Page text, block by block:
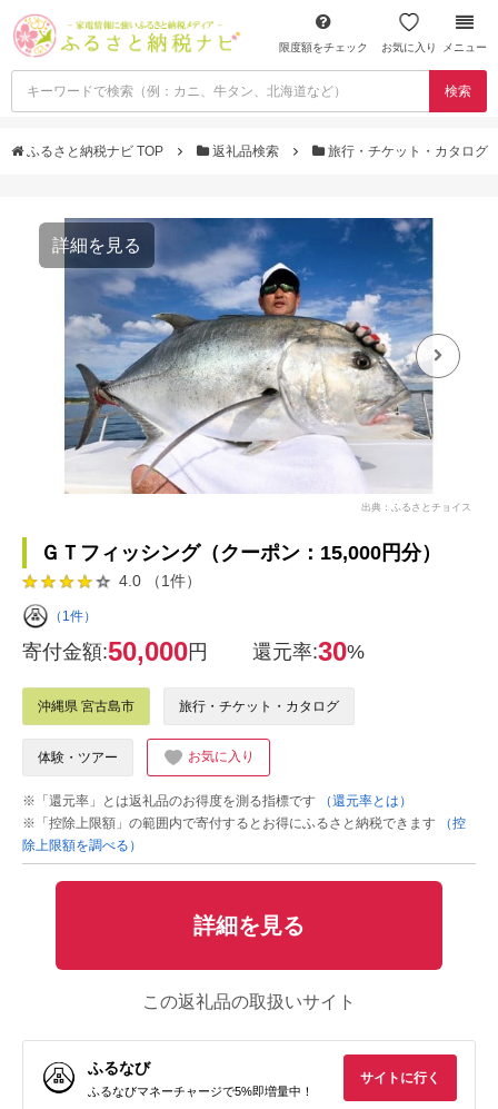
限度額をチェック お気に入り メニュー
検索
ふるさと納税ナビ TOP 返礼品検索 旅行・チケット・カタログ
詳細を見る
出典：ふるさとチョイス
ＧＴフィッシング（クーポン：15,000円分）
4.0 （1件）
（1件）
寄付金額:50,000円 還元率:30%
沖縄県 宮古島市 旅行・チケット・カタログ
体験・ツアー お気に入り
※「還元率」とは返礼品のお得度を測る指標です
（還元率とは）
※「控除上限額」の範囲内で寄付するとお得にふるさと納税できます
（控
除上限額を調べる）
詳細を見る
この返礼品の取扱いサイト
ふるなび
ふるなびマネーチャージで5%即増量中！
サイトに行く